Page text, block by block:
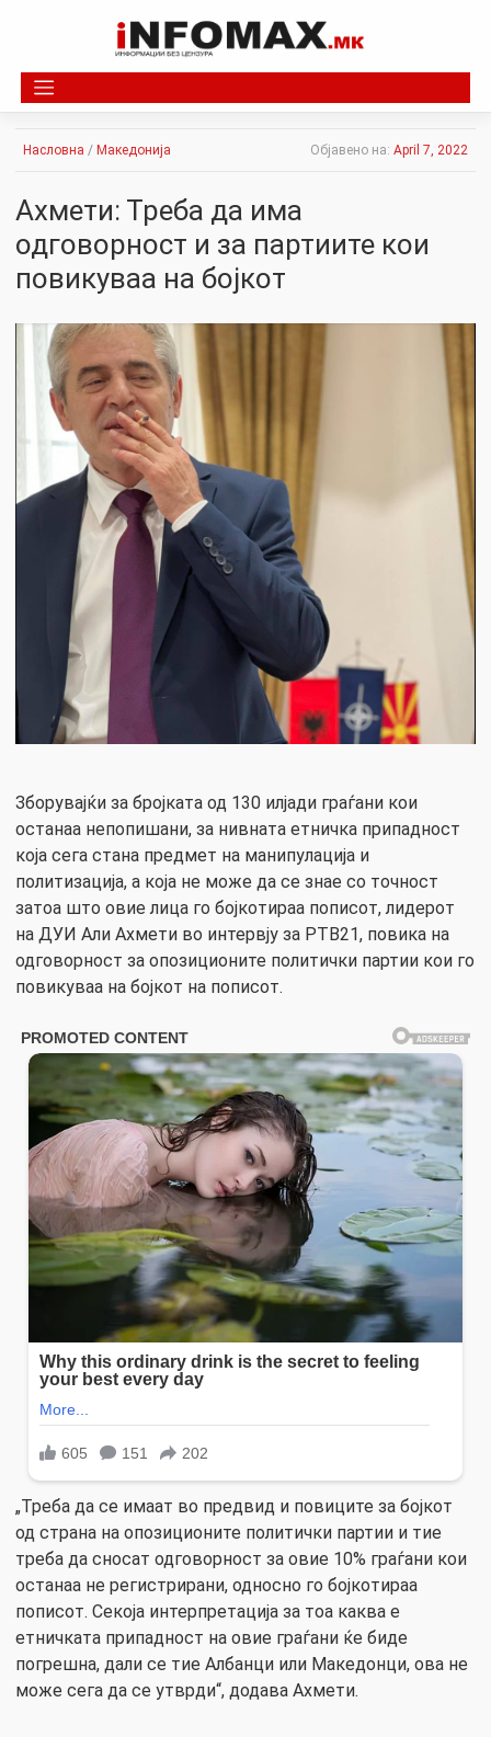
Насловна / Македонија Објавено на: April 7, 2022
Ахмети: Треба да има
одговорност и за партиите кои
повикуваа на бојкот
Зборувајќи за бројката од 130 илјади граѓани кои
останаа непопишани, за нивната етничка припадност
која сега стана предмет на манипулација и
политизација, а која не може да се знае со точност
затоа што овие лица го бојкотираа пописот, лидерот
на ДУИ Али Ахмети во интервју за РТВ21, повика на
одговорност за опозиционите политички партии кои го
повикуваа на бојкот на пописот.
„Треба да се имаат во предвид и повиците за бојкот
од страна на опозиционите политички партии и тие
треба да сносат одговорност за овие 10% граѓани кои
останаа не регистрирани, односно го бојкотираа
пописот. Секоја интерпретација за тоа каква е
етничката припадност на овие граѓани ќе биде
погрешна, дали се тие Албанци или Македонци, ова не
може сега да се утврди“, додава Ахмети.